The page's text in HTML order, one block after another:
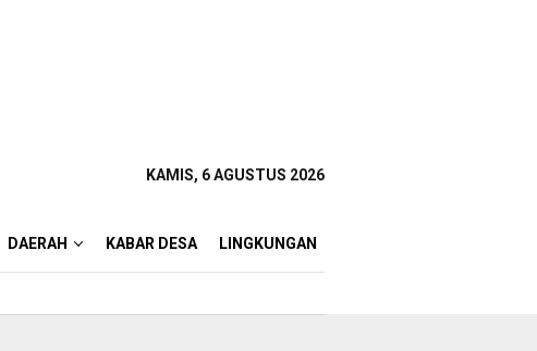
KAMIS, 6 AGUSTUS 2026
DAERAH KABAR DESA LINGKUNGAN